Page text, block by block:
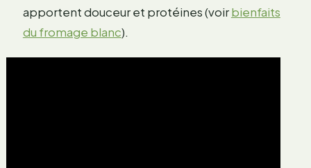
apportent douceur et protéines (voirbienfaits
du fromage blanc).